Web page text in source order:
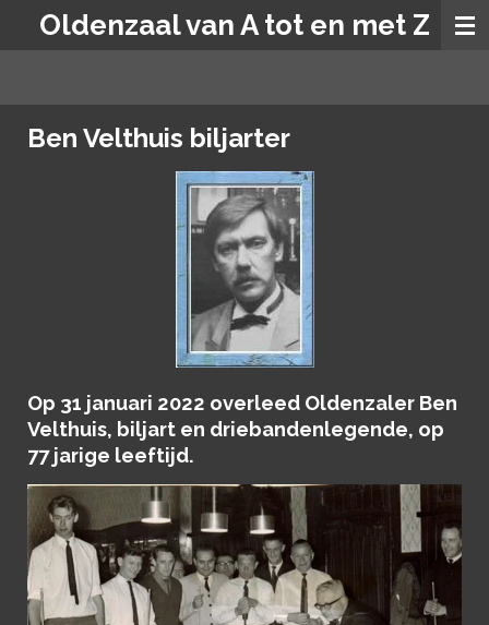
direct
Oldenzaal van A tot en met Z
Ben Velthuis biljarter
Op 31 januari 2022 overleed Oldenzaler Ben
Velthuis, biljart en driebandenlegende, op
77 jarige leeftijd.